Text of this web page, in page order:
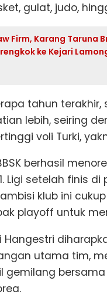
gulat, judo,
Firm, Karang Taruna
ke Kejari
tahun terakhir,
lebih, seiring
voli Turki,
berhasil
Ligi setelah finis
klub ini
playoff untuk
Hangestri
utama tim,
gemilang bersama